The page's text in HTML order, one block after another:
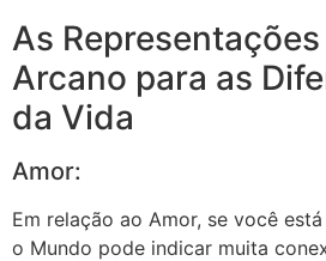
As
Arcano para as
da Vida
Amor:
Em relação ao Amor, se você
o Mundo pode indicar muita